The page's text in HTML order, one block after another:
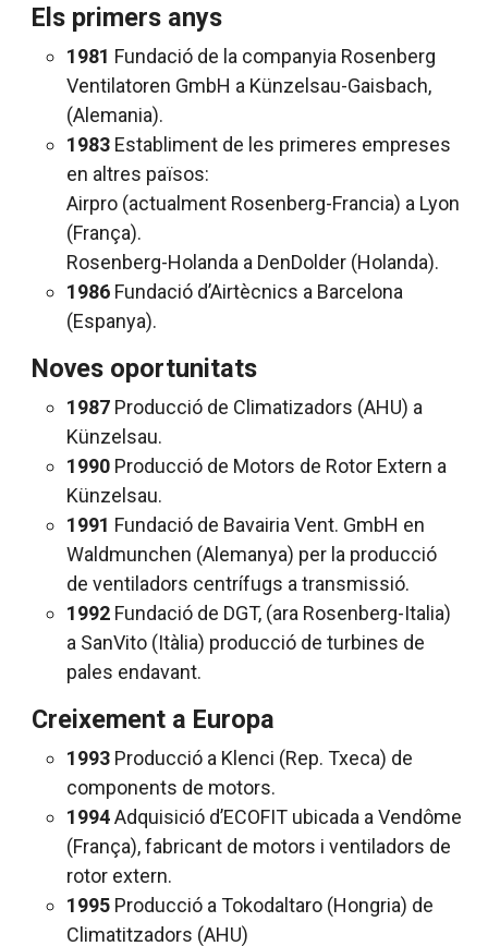
Els primers anys
1981 Fundació de la companyia Rosenberg
Ventilatoren GmbH a Künzelsau-Gaisbach,
(Alemania).
1983 Establiment de les primeres empreses
en altres països:
Airpro (actualment Rosenberg-Francia) a Lyon
(França).
Rosenberg-Holanda a DenDolder (Holanda).
1986 Fundació d’Airtècnics a Barcelona
(Espanya).
Noves oportunitats
1987 Producció de Climatizadors (AHU) a
Künzelsau.
1990 Producció de Motors de Rotor Extern a
Künzelsau.
1991 Fundació de Bavairia Vent. GmbH en
Waldmunchen (Alemanya) per la producció
de ventiladors centrífugs a transmissió.
1992 Fundació de DGT, (ara Rosenberg-Italia)
a SanVito (Itàlia) producció de turbines de
pales endavant.
Creixement a Europa
1993 Producció a Klenci (Rep. Txeca) de
components de motors.
1994Adquisició d’ECOFIT ubicada a Vendôme
(França), fabricant de motors i ventiladors de
rotor extern.
1995 Producció a Tokodaltaro (Hongria) de
Climatitzadors (AHU)